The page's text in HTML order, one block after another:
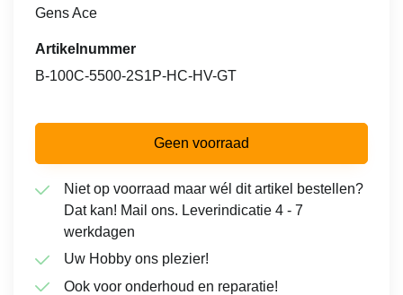
Gens Ace
Artikelnummer
B-100C-5500-2S1P-HC-HV-GT
Geen voorraad
Niet op voorraad maar wél dit artikel bestellen?
Dat kan! Mail ons. Leverindicatie 4 - 7
werkdagen
Uw Hobby ons plezier!
Ook voor onderhoud en reparatie!